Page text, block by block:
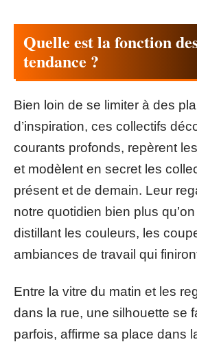
Quelle est la fonction
tendance ?
Bien loin de se limiter à des
d’inspiration, ces collectifs
courants profonds, repèrent
et modèlent en secret les
présent et de demain. Leur
notre quotidien bien plus qu’on
distillant les couleurs, les
ambiances de travail qui
Entre la vitre du matin et les
dans la rue, une silhouette se
parfois, affirme sa place dans